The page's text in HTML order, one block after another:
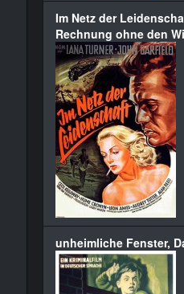
Im Netz der
Rechnung ohne den
unheimliche Fenster,